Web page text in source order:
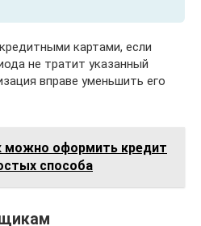
картами, если
не тратит указанный
вправе уменьшить его
можно оформить кредит
способа